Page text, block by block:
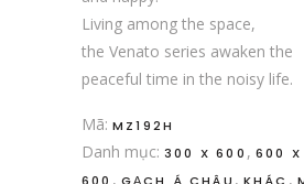
Living among the space,
the Venato series awaken the
peaceful time in the noisy life.
Mã: MZ192H
Danh mục: 300 X 600 , 600 X
, , ,